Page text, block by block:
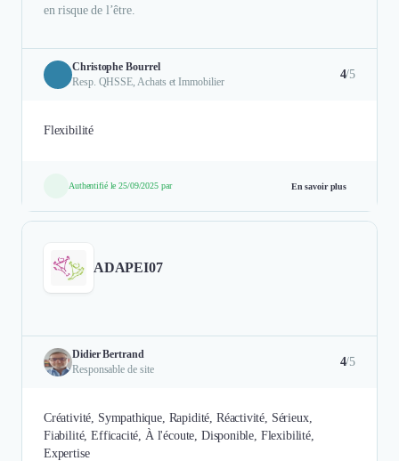
en risque de l’être.
Christophe Bourrel
Resp. QHSSE, Achats et Immobilier
4/5
Flexibilité
Authentifié le 25/09/2025 par En savoir plus
ADAPEI07
Didier Bertrand
Responsable de site
4/5
Créativité, Sympathique, Rapidité, Réactivité, Sérieux,
Fiabilité, Efficacité, À l'écoute, Disponible, Flexibilité,
Expertise